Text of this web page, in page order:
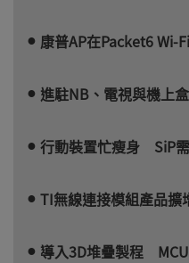
康普AP在Packet6 Wi-
進駐NB、電視與機上
行動裝置忙瘦身 SiP
TI無線連接模組產品擴
導入3D堆疊製程